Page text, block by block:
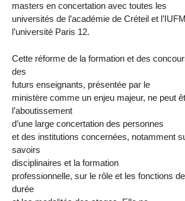
masters en concertation avec toutes les
universités de l’académie de Créteil et
l’université Paris 12.
Cette réforme de la formation et des
des
futurs enseignants, présentée par le
ministère comme un enjeu majeur, ne peut
l’aboutissement
d’une large concertation des personnes
et des institutions concernées, notamment
savoirs
disciplinaires et la formation
professionnelle, sur le rôle et les fonctions
durée